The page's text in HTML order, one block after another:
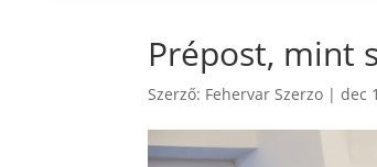
Prépost, mint
Szerző: Fehervar Szerzo |dec